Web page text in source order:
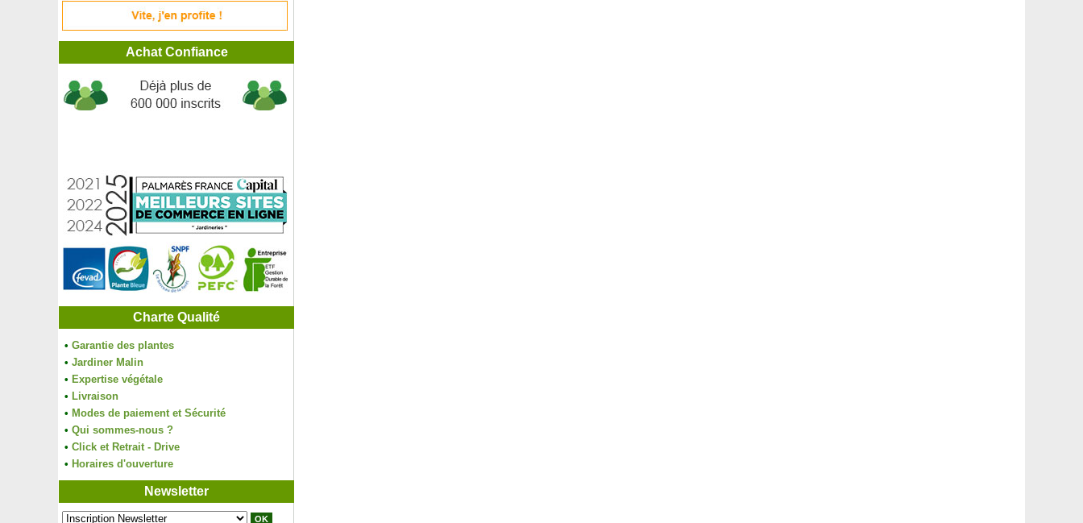
Achat Confiance
Charte Qualité
• Garantie des plantes
• Jardiner Malin
• Expertise végétale
• Livraison
• Modes de paiement et Sécurité
• Qui sommes-nous ?
• Click et Retrait - Drive
• Horaires d'ouverture
Newsletter